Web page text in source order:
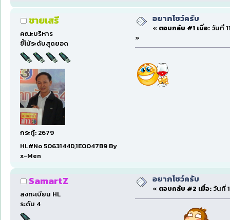
ชายเสรี
คณะบริหาร
ขี้โม้ระดับสุดยอด
กระทู้: 2679
HL#No 5063144D,1E0047B9 By
x-Men
อยากโชว์ครับ
« ตอบกลับ #1 เมื่อ:วันที่
»
SamartZ
ลงทะเบียน HL
ระดับ 4
อยากโชว์ครับ
« ตอบกลับ #2 เมื่อ:วันที่